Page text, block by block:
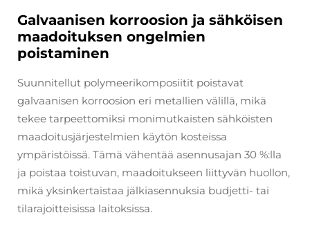
Galvaanisen korroosion ja sähköisen
maadoituksen ongelmien
poistaminen
Suunnitellut polymeerikomposiitit poistavat
galvaanisen korroosion eri metallien välillä, mikä
tekee tarpeettomiksi monimutkaisten sähköisten
maadoitusjärjestelmien käytön kosteissa
ympäristöissä. Tämä vähentää asennusajan 30 %:lla
ja poistaa toistuvan, maadoitukseen liittyvän huollon,
mikä yksinkertaistaa jälkiasennuksia budjetti- tai
tilarajoitteisissa laitoksissa.